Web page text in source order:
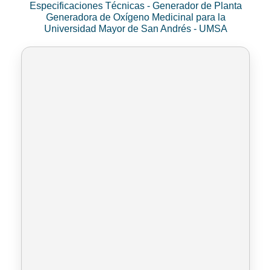
Especificaciones Técnicas - Generador de Planta
Generadora de Oxígeno Medicinal para la
Universidad Mayor de San Andrés - UMSA